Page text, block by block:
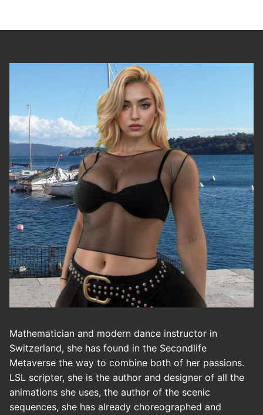
Mathematician and modern dance instructor in
Switzerland, she has found in the Secondlife
Metaverse the way to combine both of her passions.
LSL scripter, she is the author and designer of all the
animations she uses, the author of the scenic
sequences, she has already choreographed and